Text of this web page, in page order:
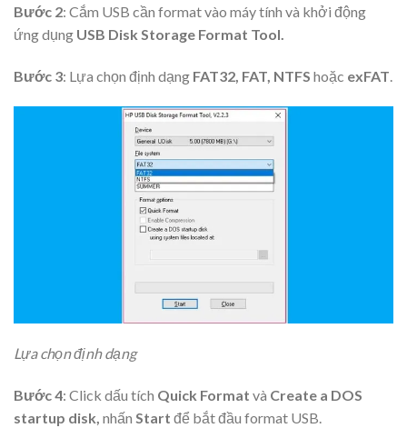
Bước 2: Cắm USB cần format vào máy tính và khởi động
ứng dụng USB Disk Storage Format Tool.
Bước 3: Lựa chọn định dạng FAT32, FAT, NTFS hoặc exFAT.
Lựa chọn định dạng
Bước 4: Click dấu tích Quick Format và Create a DOS
startup disk, nhấn Start để bắt đầu format USB.